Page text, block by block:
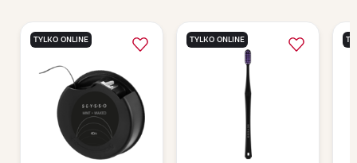
TYLKO ONLINE TYLKO ONLINE